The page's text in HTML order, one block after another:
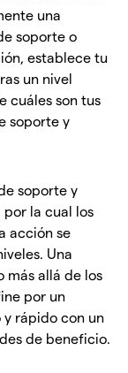
una
soporte o
establece tu
un nivel
cuáles son tus
soporte y
soporte y
, por la cual los
acción se
Una
más allá de los
por un
rápido con un
de beneficio.